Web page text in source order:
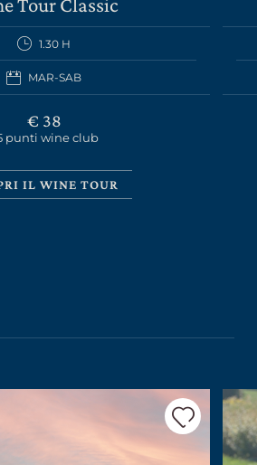
1.30 H
MAR-SAB
€ 38
punti wine club
IL WINE TOUR